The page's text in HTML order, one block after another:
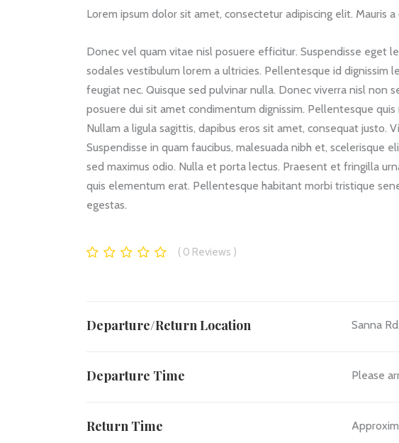
Lorem ipsum dolor sit amet, consectetur adipiscing elit. Mauris
Donec vel quam vitae nisl posuere efficitur. Suspendisse eget
sodales vestibulum lorem a ultricies. Pellentesque id dignissim
feugiat nec. Quisque sed pulvinar nulla. Donec viverra nisl non
posuere dui sit amet condimentum dignissim. Pellentesque
Nullam a ligula sagittis, dapibus eros sit amet, consequat justo.
Suspendisse in quam faucibus, malesuada nibh et, scelerisque
sed maximus odio. Nulla et porta lectus. Praesent et fringilla
quis elementum erat. Pellentesque habitant morbi tristique
egestas.
0 Reviews
Departure/Return Location Sanna
Departure Time Please
Return Time